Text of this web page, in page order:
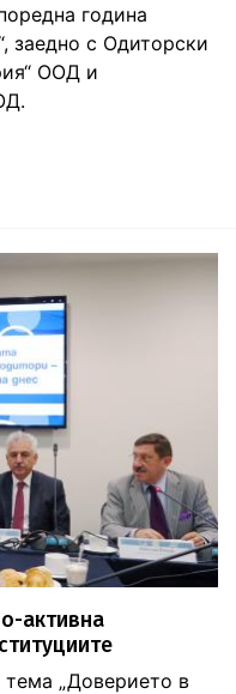
година
заедно с Одиторски
ООД и
активна
„Доверието в